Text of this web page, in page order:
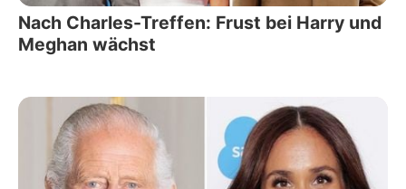
Nach Charles-Treffen: Frust bei Harry und
Meghan wächst